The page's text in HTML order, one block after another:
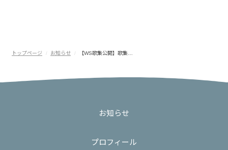
トップページ お知らせ 【WS歌集公開】歌集…
お知らせ
プロフィール